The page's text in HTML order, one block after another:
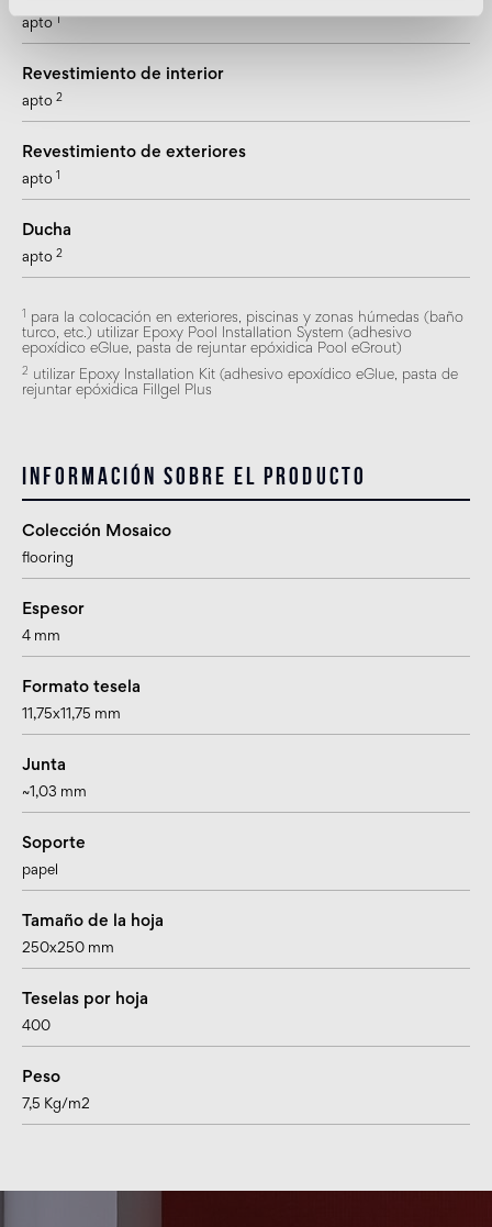
apto 1
Revestimiento de interior
apto 2
Revestimiento de exteriores
apto
Ducha
apto 2
para la colocación en exteriores, piscinas y zonas húmedas (baño
turco, etc.) utilizar Epoxy Pool Installation System (adhesivo
epoxídico eGlue, pasta de rejuntar epóxidica Pool eGrout)
2
utilizar Epoxy Installation Kit (adhesivo epoxídico eGlue, pasta de
rejuntar epóxidica Fillgel Plus
Información sobre el producto
Colección Mosaico
flooring
Espesor
4 mm
Formato tesela
11,75x11,75 mm
Junta
~1,03 mm
Soporte
papel
Tamaño de la hoja
250x250 mm
Teselas por hoja
400
Peso
7,5 Kg/m2